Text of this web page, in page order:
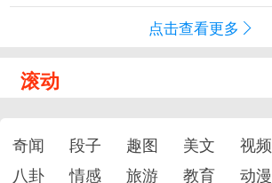
点击查看更多
滚动
奇闻 段子 趣图 美文 视频
八卦
情感 旅游 教育 动漫